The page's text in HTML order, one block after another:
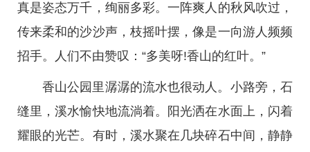
真是姿态万千，绚丽多彩。一阵爽人的秋风吹过，
传来柔和的沙沙声，枝摇叶摆，像是一向游人频频
招手。人们不由赞叹：“多美呀!香山的红叶。”
香山公园里潺潺的流水也很动人。小路旁，石
缝里，溪水愉快地流淌着。阳光洒在水面上，闪着
耀眼的光芒。有时，溪水聚在几块碎石中间，静静